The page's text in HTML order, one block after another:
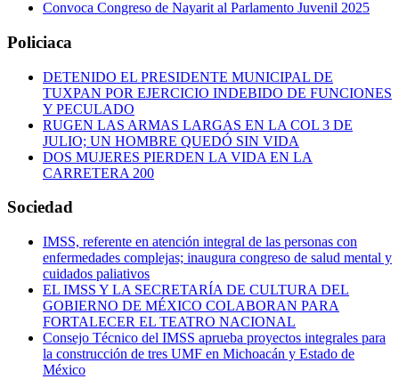
Convoca Congreso de Nayarit al Parlamento Juvenil 2025
Policiaca
DETENIDO EL PRESIDENTE MUNICIPAL DE
TUXPAN POR EJERCICIO INDEBIDO DE FUNCIONES
Y PECULADO
RUGEN LAS ARMAS LARGAS EN LA COL 3 DE
JULIO; UN HOMBRE QUEDÓ SIN VIDA
DOS MUJERES PIERDEN LA VIDA EN LA
CARRETERA 200
Sociedad
IMSS, referente en atención integral de las personas con
enfermedades complejas; inaugura congreso de salud mental y
cuidados paliativos
EL IMSS Y LA SECRETARÍA DE CULTURA DEL
GOBIERNO DE MÉXICO COLABORAN PARA
FORTALECER EL TEATRO NACIONAL
Consejo Técnico del IMSS aprueba proyectos integrales para
la construcción de tres UMF en Michoacán y Estado de
México